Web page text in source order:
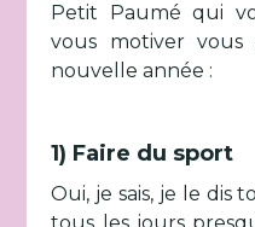
Petit Paumé qui
vous motiver
nouvelle année :
1) Faire du sport
Oui, je sais, je le dis